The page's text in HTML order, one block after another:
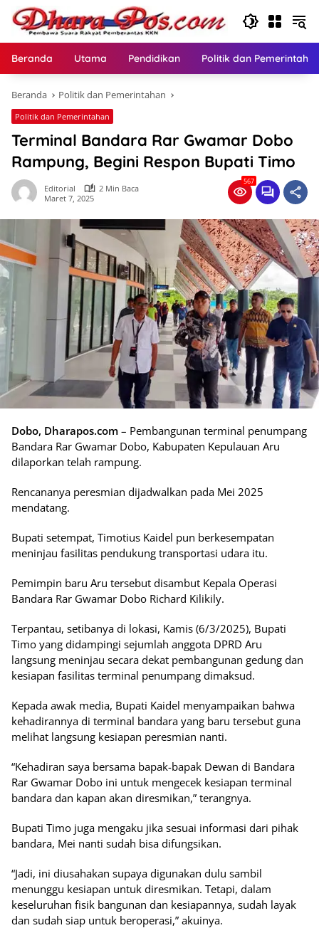
Langsung
konten
Beranda Utama Pendidikan Politik dan
Beranda Politik dan Pemerintahan
Politik dan Pemerintahan
Terminal Bandara Rar Gwamar Dobo
Rampung, Begini Respon Bupati Timo
Editorial
2 Min Baca
Maret 7, 2025
567
Dobo, Dharapos.com – Pembangunan terminal penumpang
Bandara Rar Gwamar Dobo, Kabupaten Kepulauan Aru
dilaporkan telah rampung.
Rencananya peresmian dijadwalkan pada Mei 2025
mendatang.
Bupati setempat, Timotius Kaidel pun berkesempatan
meninjau fasilitas pendukung transportasi udara itu.
Pemimpin baru Aru tersebut disambut Kepala Operasi
Bandara Rar Gwamar Dobo Richard Kilikily.
Terpantau, setibanya di lokasi, Kamis (6/3/2025), Bupati
Timo yang didampingi sejumlah anggota DPRD Aru
langsung meninjau secara dekat pembangunan gedung dan
kesiapan fasilitas terminal penumpang dimaksud.
Kepada awak media, Bupati Kaidel menyampaikan bahwa
kehadirannya di terminal bandara yang baru tersebut guna
melihat langsung kesiapan peresmian nanti.
“Kehadiran saya bersama bapak-bapak Dewan di Bandara
Rar Gwamar Dobo ini untuk mengecek kesiapan terminal
bandara dan kapan akan diresmikan,” terangnya.
Bupati Timo juga mengaku jika sesuai informasi dari pihak
bandara, Mei nanti sudah bisa difungsikan.
“Jadi, ini diusahakan supaya digunakan dulu sambil
menunggu kesiapan untuk diresmikan. Tetapi, dalam
keseluruhan fisik bangunan dan kesiapannya, sudah layak
dan sudah siap untuk beroperasi,” akuinya.